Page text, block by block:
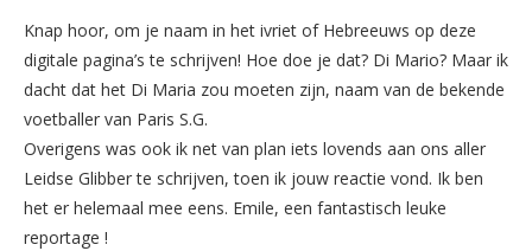
Knap hoor, om je naam in het ivriet of Hebreeuws op deze
digitale pagina’s te schrijven! Hoe doe je dat? Di Mario? Maar ik
dacht dat het Di Maria zou moeten zijn, naam van de bekende
voetballer van Paris S.G.
Overigens was ook ik net van plan iets lovends aan ons aller
Leidse Glibber te schrijven, toen ik jouw reactie vond. Ik ben
het er helemaal mee eens. Emile, een fantastisch leuke
reportage !